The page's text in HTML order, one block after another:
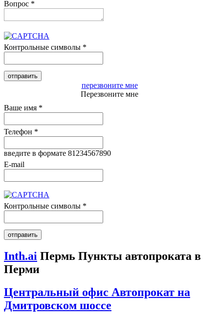
Вопрос *
Контрольные символы *
перезвоните мне
Перезвоните мне
Ваше имя *
Телефон *
введите в формате 81234567890
E-mail
Контрольные символы *
Inth.ai Пермь Пункты автопроката в
Перми
Центральный офис Автопрокат на
Дмитровском шоссе